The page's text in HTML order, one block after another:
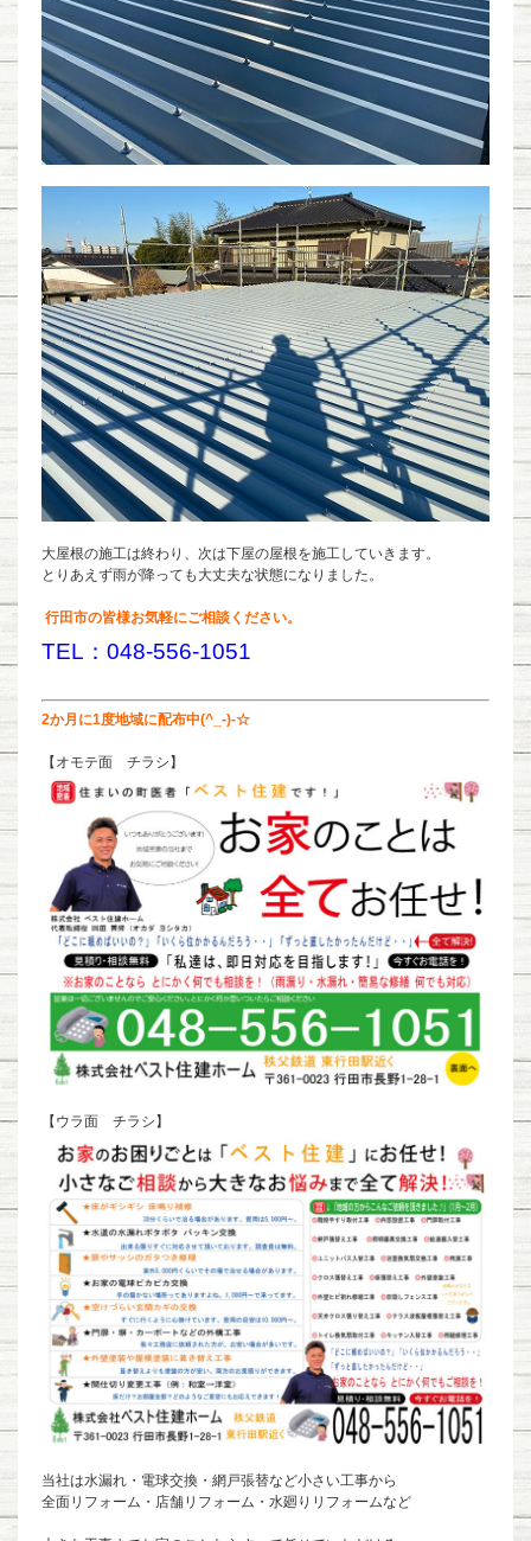
大屋根の施工は終わり、次は下屋の屋根を施工していきます。
とりあえず雨が降っても大丈夫な状態になりました。
行田市の皆様お気軽にご相談ください。
TEL：048-556-1051
2か月に1度地域に配布中(^_-)-☆
【オモテ面 チラシ】
【ウラ面 チラシ】
当社は水漏れ・電球交換・網戸張替など小さい工事から
全面リフォーム・店舗リフォーム・水廻りリフォームなど